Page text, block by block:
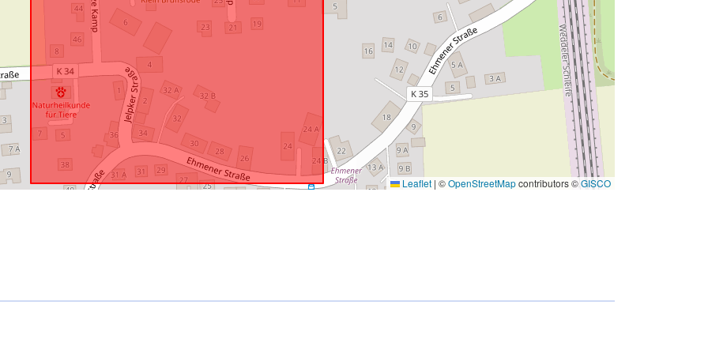
Leaflet | ©OpenStreetMapcontributors ©GISCO